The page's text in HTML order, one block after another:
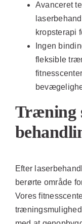
Avanceret
kropsterapi
Ingen
fleksible
Træning
Efter
berørte område
Vores